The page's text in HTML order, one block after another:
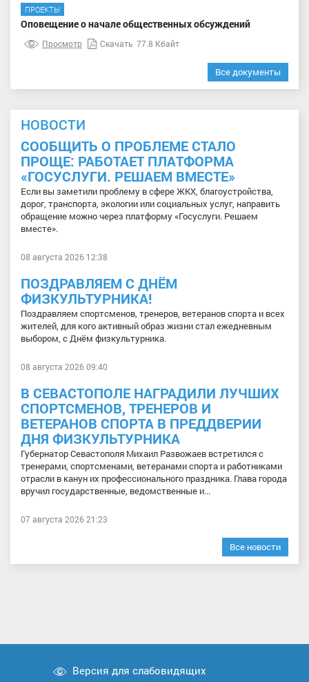
ПРОЕКТЫ
Оповещение о начале общественных обсуждений
Просмотр Скачать 77.8 Кбайт
Все документы
НОВОСТИ
СООБЩИТЬ О ПРОБЛЕМЕ СТАЛО
ПРОЩЕ: РАБОТАЕТ ПЛАТФОРМА
«ГОСУСЛУГИ. РЕШАЕМ ВМЕСТЕ»
Если вы заметили проблему в сфере ЖКХ, благоустройства,
дорог, транспорта, экологии или социальных услуг, направить
обращение можно через платформу «Госуслуги. Решаем
вместе».
08 августа 2026 12:38
ПОЗДРАВЛЯЕМ С ДНЁМ
ФИЗКУЛЬТУРНИКА!
Поздравляем спортсменов, тренеров, ветеранов спорта и всех
жителей, для кого активный образ жизни стал ежедневным
выбором, с Днём физкультурника.
08 августа 2026 09:40
В СЕВАСТОПОЛЕ НАГРАДИЛИ ЛУЧШИХ
СПОРТСМЕНОВ, ТРЕНЕРОВ И
ВЕТЕРАНОВ СПОРТА В ПРЕДДВЕРИИ
ДНЯ ФИЗКУЛЬТУРНИКА
Губернатор Севастополя Михаил Развожаев встретился с
тренерами, спортсменами, ветеранами спорта и работниками
отрасли в канун их профессионального праздника. Глава города
вручил государственные, ведомственные и...
07 августа 2026 21:23
Все новости
Версия для слабовидящих